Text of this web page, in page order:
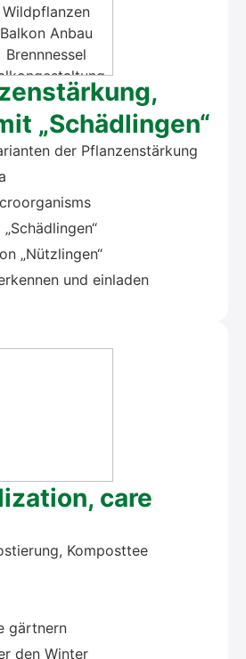
„Schäd­lin­gen“
der Pflan­zen­stär­kung
„Nütz­lin­gen“
und ein­la­den
care
Kom­post­tee
gärt­nern
den Win­ter